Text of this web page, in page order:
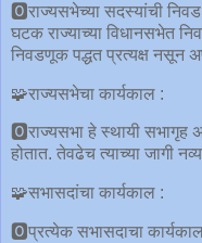
🅾राज्यसभेच्या सदस्यांची
घटक राज्याच्या विधानसभेत
निवडणूक पद्धत प्रत्यक्ष नसून
🧩राज्यसभेचा कार्यकाल :
🅾राज्यसभा हे स्थायी सभागृह
होतात. तेवढेच त्याच्या जागी
🧩सभासदांचा कार्यकाल :
🅾प्रत्येक सभासदाचा